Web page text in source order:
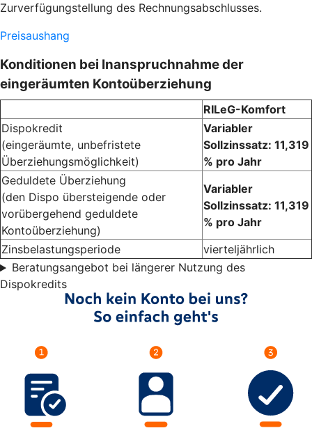
Zurverfügungstellung des Rechnungsabschlusses.
Preisaushang
Konditionen bei Inanspruchnahme der
eingeräumten Kontoüberziehung
RILeG-Komfort
Dispokredit
(eingeräumte, unbefristete
Überziehungsmöglichkeit)
Variabler
Sollzinssatz: 11,319
% pro Jahr
Geduldete Überziehung
(den Dispo übersteigende oder
vorübergehend geduldete
Kontoüberziehung)
Variabler
Sollzinssatz: 11,319
% pro Jahr
Zinsbelastungsperiode
vierteljährlich
Beratungsangebot bei längerer Nutzung des
Dispokredits